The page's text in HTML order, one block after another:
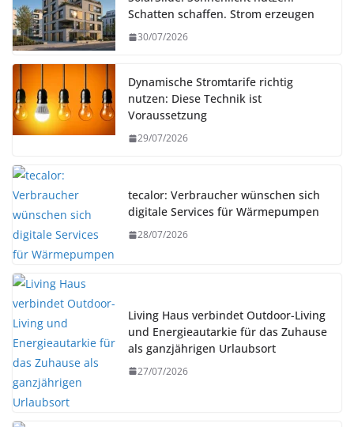
Schatten schaffen. Strom erzeugen
30/07/2026
Dynamische Stromtarife richtig
nutzen: Diese Technik ist
Voraussetzung
29/07/2026
tecalor: Verbraucher wünschen sich
digitale Services für Wärmepumpen
28/07/2026
Living Haus verbindet Outdoor-Living
und Energieautarkie für das Zuhause
als ganzjährigen Urlaubsort
27/07/2026